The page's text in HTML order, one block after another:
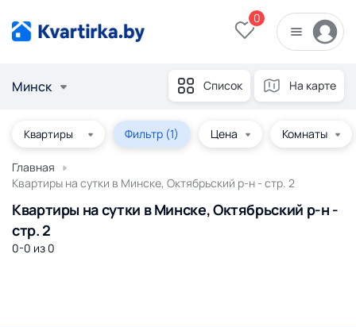
0
Минск Список На карте
Фильтр (1) Цена Комнаты
Главная
Квартиры на сутки в Минске, Октябрьский р-н - стр. 2
Квартиры на сутки в Минске, Октябрьский р-н -
стр. 2
0-0 из 0